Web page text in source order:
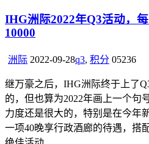
IHG洲际2022年Q3活动，
10000
洲际 2022-09-28q3, 积分 05236
继万豪之后，IHG洲际终于上了
的，但也算为2022年画上一个句
力度还是很大的，特别是在今年
一项40晚享行政酒廊的待遇，搭